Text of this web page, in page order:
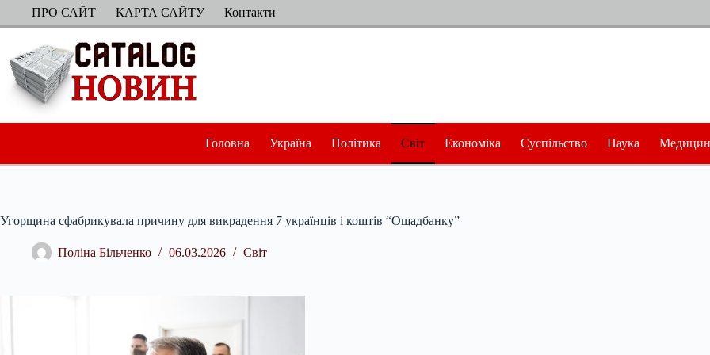
ПерейтиПРО САЙТ КАРТА САЙТУ Контакти
Головна Україна Політика Світ Економіка Суспільство Наука
Угорщина сфабрикувала причину для викрадення 7 українців і коштів “Ощадбанку”
Поліна Більченко 06.03.2026 Світ